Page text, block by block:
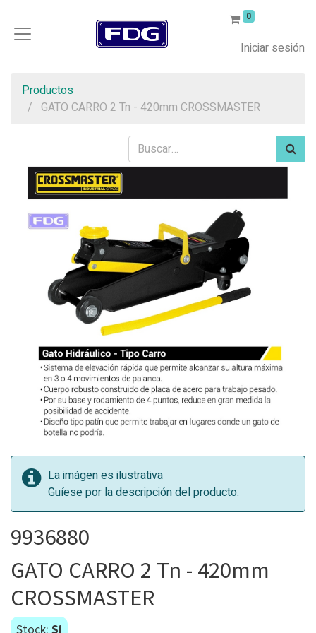
0
Iniciar sesión
Productos
GATO CARRO 2 Tn - 420mm CROSSMASTER
La imágen es ilustrativa
Guíese por la descripción del producto.
9936880
GATO CARRO 2 Tn - 420mm
CROSSMASTER
Stock: Si